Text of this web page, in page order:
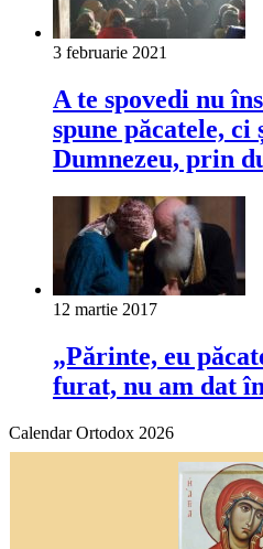
3 februarie 2021
A te spovedi nu
spune păcatele, ci
Dumnezeu, prin
12 martie 2017
„Părinte, eu
furat, nu am dat
Calendar Ortodox 2026